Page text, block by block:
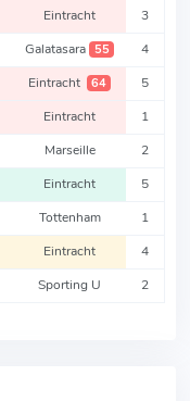
Eintracht 3
Galatasara 55 4
Eintracht 64 5
Eintracht 1
Marseille 2
Eintracht 5
Tottenham 1
Eintracht 4
Sporting U 2